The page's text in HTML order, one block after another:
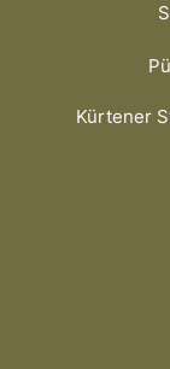
Kürtener